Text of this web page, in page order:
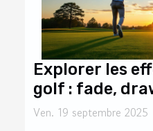
Explorer les
golf : fade,
Ven. 19 septembre 2025